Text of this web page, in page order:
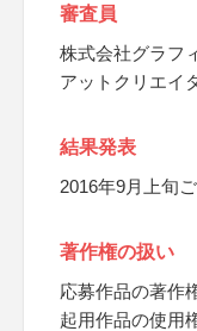
審査員
株式会社グラフ
アットクリエイ
結果発表
2016年9月上旬
著作権の扱い
応募作品の著作
起用作品の使用